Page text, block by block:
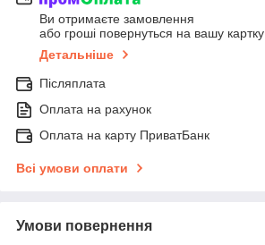
Ви отримаєте замовлення
або гроші повернуться на вашу картку
Детальніше
Післяплата
Оплата на рахунок
Оплата на карту ПриватБанк
Всі умови оплати
Умови повернення